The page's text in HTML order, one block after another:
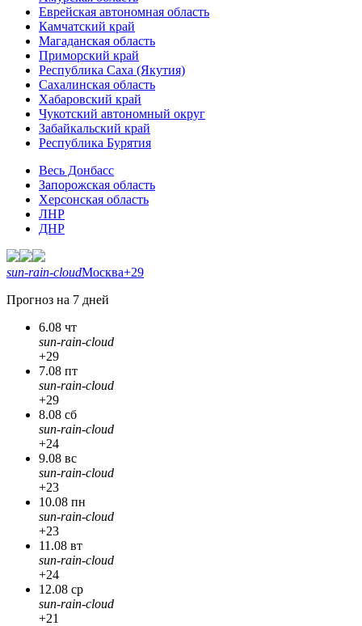
Еврейская автономная область
Камчатский край
Магаданская область
Приморский край
Республика Саха (Якутия)
Сахалинская область
Хабаровский край
Чукотский автономный округ
Забайкальский край
Республика Бурятия
Весь Донбасс
Запорожская область
Херсонская область
ЛНР
ДНР
sun-rain-cloudМосква+29
Прогноз на 7 дней
6.08 чт
sun-rain-cloud
+29
7.08 пт
sun-rain-cloud
+29
8.08 сб
sun-rain-cloud
+24
9.08 вс
sun-rain-cloud
+23
10.08 пн
sun-rain-cloud
+23
11.08 вт
sun-rain-cloud
+24
12.08 ср
sun-rain-cloud
+21